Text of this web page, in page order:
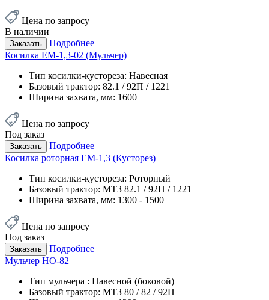
Цена по запросу
В наличии
Заказать
Подробнее
Косилка ЕМ-1,3-02 (Мульчер)
Тип косилки-кустореза: Навесная
Базовый трактор: 82.1 / 92П / 1221
Ширина захвата, мм: 1600
Цена по запросу
Под заказ
Заказать
Подробнее
Косилка роторная ЕМ-1,3 (Кусторез)
Тип косилки-кустореза: Роторный
Базовый трактор: МТЗ 82.1 / 92П / 1221
Ширина захвата, мм: 1300 - 1500
Цена по запросу
Под заказ
Заказать
Подробнее
Мульчер НО-82
Тип мульчера : Навесной (боковой)
Базовый трактор: МТЗ 80 / 82 / 92П